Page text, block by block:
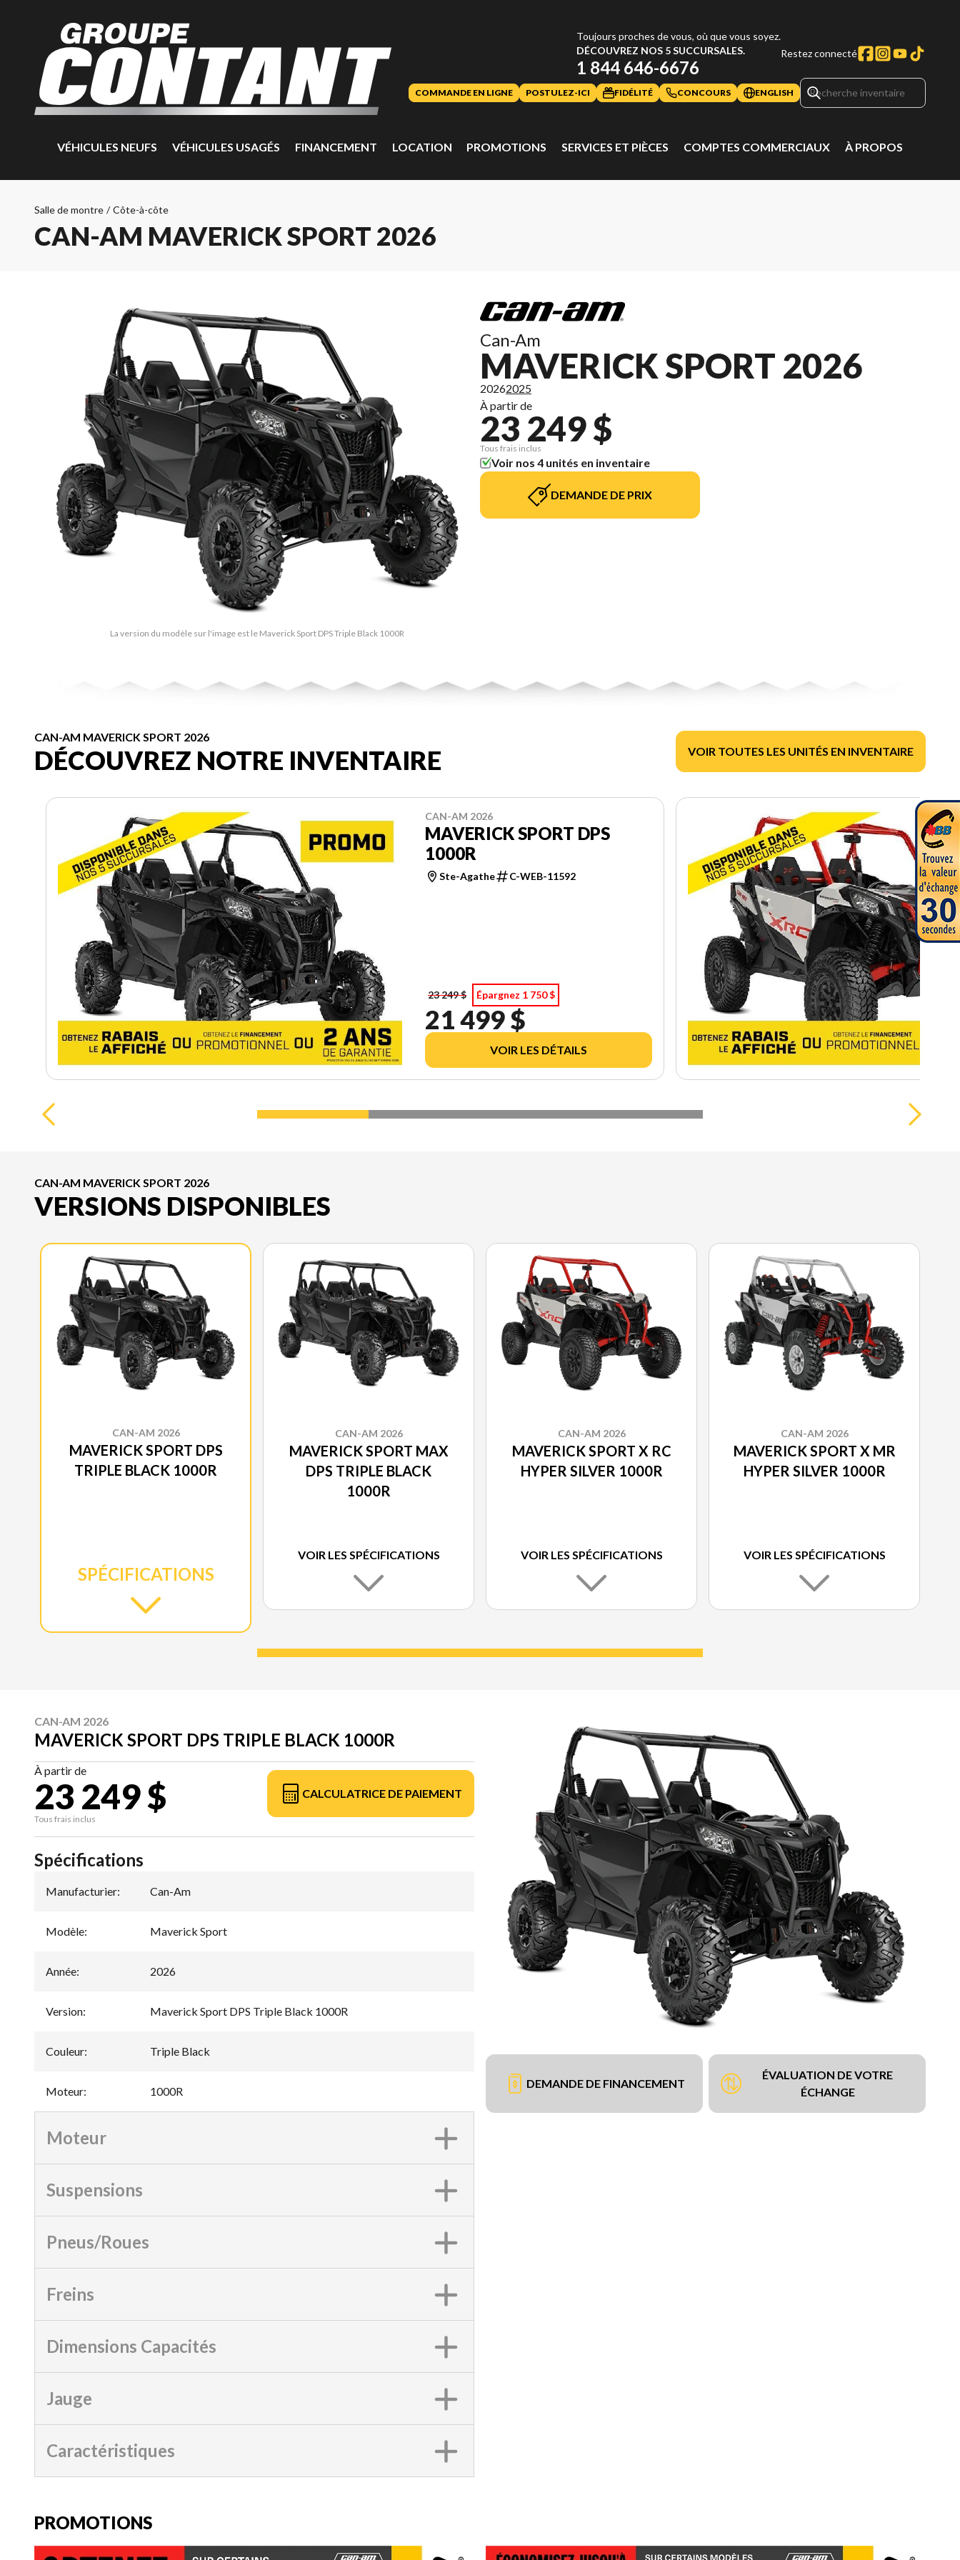
Toujours proches de vous, où que vous soyez.
DÉCOUVREZ NOS 5 SUCCURSALES.
1 844 646-6676
Restez connecté
COMMANDE EN LIGNE POSTULEZ-ICI FIDÉLITÉ CONCOURS ENGLISH
VÉHICULES NEUFS VÉHICULES USAGÉS FINANCEMENT LOCATION PROMOTIONS SERVICES ET PIÈCES COMPTES COMMERCIAUX À PROPOS
Salle de montre / Côte-à-côte
CAN-AM MAVERICK SPORT 2026
La version du modèle sur l'image est le Maverick Sport DPS Triple Black 1000R
Can-Am
MAVERICK SPORT 2026
20262025
À partir de
23 249 $
Tous frais inclus
Voir nos 4 unités en inventaire
DEMANDE DE PRIX
CAN-AM MAVERICK SPORT 2026
DÉCOUVREZ NOTRE INVENTAIRE VOIR TOUTES LES UNITÉS EN INVENTAIRE
CAN-AM 2026
MAVERICK SPORT DPS
1000R
Ste-Agathe C-WEB-11592
23 249 $ Épargnez 1 750 $
21 499 $
VOIR LES DÉTAILS
CAN-AM MAVERICK SPORT 2026
VERSIONS DISPONIBLES
CAN-AM 2026
MAVERICK SPORT DPS
TRIPLE BLACK 1000R
SPÉCIFICATIONS
CAN-AM 2026
MAVERICK SPORT MAX
DPS TRIPLE BLACK
1000R
VOIR LES SPÉCIFICATIONS
CAN-AM 2026
MAVERICK SPORT X RC
HYPER SILVER 1000R
VOIR LES SPÉCIFICATIONS
CAN-AM 2026
MAVERICK SPORT X MR
HYPER SILVER 1000R
VOIR LES SPÉCIFICATIONS
CAN-AM 2026
MAVERICK SPORT DPS TRIPLE BLACK 1000R
À partir de
23 249 $
Tous frais inclus
CALCULATRICE DE PAIEMENT
DEMANDE DE FINANCEMENT
ÉVALUATION DE VOTRE
ÉCHANGE
Spécifications
Manufacturier: Can-Am
Modèle: Maverick Sport
Année: 2026
Version: Maverick Sport DPS Triple Black 1000R
Couleur: Triple Black
Moteur: 1000R
Moteur
Suspensions
Pneus/Roues
Freins
Dimensions Capacités
Jauge
Caractéristiques
PROMOTIONS